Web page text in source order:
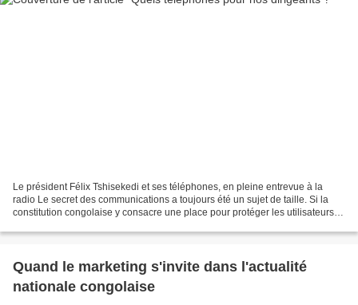
Le président Félix Tshisekedi et ses téléphones, en pleine entrevue à la
radio Le secret des communications a toujours été un sujet de taille. Si la
constitution congolaise y consacre une place pour protéger les utilisateurs
Quand le marketing s'invite dans l'actualité
nationale congolaise